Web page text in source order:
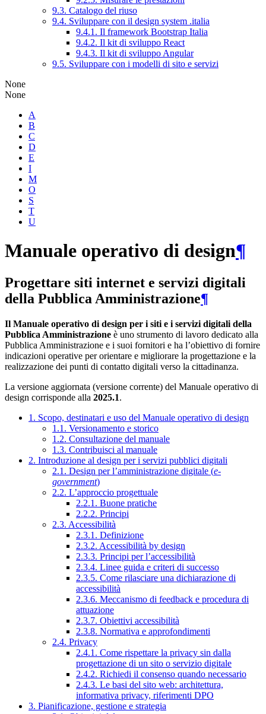
9.3. Catalogo del riuso
9.4. Sviluppare con il design system .italia
9.4.1. Il framework Bootstrap Italia
9.4.2. Il kit di sviluppo React
9.4.3. Il kit di sviluppo Angular
9.5. Sviluppare con i modelli di sito e servizi
None
None
A
B
C
D
E
I
M
O
S
T
U
Manuale operativo di design¶
Progettare siti internet e servizi digitali
della Pubblica Amministrazione¶
Il Manuale operativo di design per i siti e i servizi digitali della
Pubblica Amministrazione è uno strumento di lavoro dedicato alla
Pubblica Amministrazione e i suoi fornitori e ha l’obiettivo di fornire
indicazioni operative per orientare e migliorare la progettazione e la
realizzazione dei punti di contatto digitali verso la cittadinanza.
La versione aggiornata (versione corrente) del Manuale operativo di
design corrisponde alla 2025.1.
1. Scopo, destinatari e uso del Manuale operativo di design
1.1. Versionamento e storico
1.2. Consultazione del manuale
1.3. Contribuisci al manuale
2. Introduzione al design per i servizi pubblici digitali
2.1. Design per l’amministrazione digitale (e-
government)
2.2. L’approccio progettuale
2.2.1. Buone pratiche
2.2.2. Principi
2.3. Accessibilità
2.3.1. Definizione
2.3.2. Accessibilità by design
2.3.3. Principi per l’accessibilità
2.3.4. Linee guida e criteri di successo
2.3.5. Come rilasciare una dichiarazione di
accessibilità
2.3.6. Meccanismo di feedback e procedura di
attuazione
2.3.7. Obiettivi accessibilità
2.3.8. Normativa e approfondimenti
2.4. Privacy
2.4.1. Come rispettare la privacy sin dalla
progettazione di un sito o servizio digitale
2.4.2. Richiedi il consenso quando necessario
2.4.3. Le basi del sito web: architettura,
informativa privacy, riferimenti DPO
3. Pianificazione, gestione e strategia